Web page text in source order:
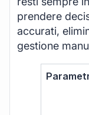
prendere
accurati,
gestione